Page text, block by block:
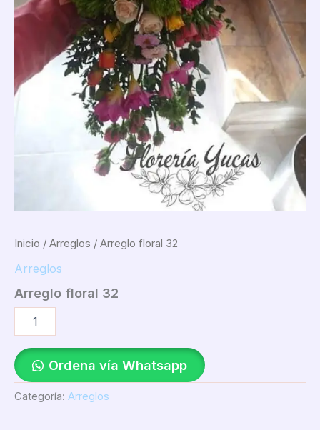
Inicio / Arreglos / Arreglo floral 32
Arreglos
Arreglo floral 32
Ordena vía Whatsapp
Categoría: Arreglos